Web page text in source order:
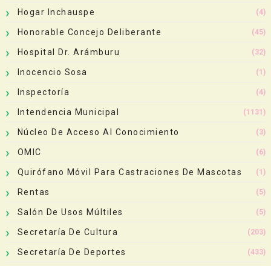
Hogar Inchauspe (4)
Honorable Concejo Deliberante (45)
Hospital Dr. Arámburu (32)
Inocencio Sosa (1)
Inspectoría (4)
Intendencia Municipal (1131)
Núcleo De Acceso Al Conocimiento (3)
OMIC (6)
Quirófano Móvil Para Castraciones De Mascotas (1)
Rentas (5)
Salón De Usos Múltiles (5)
Secretaría De Cultura (203)
Secretaría De Deportes (433)